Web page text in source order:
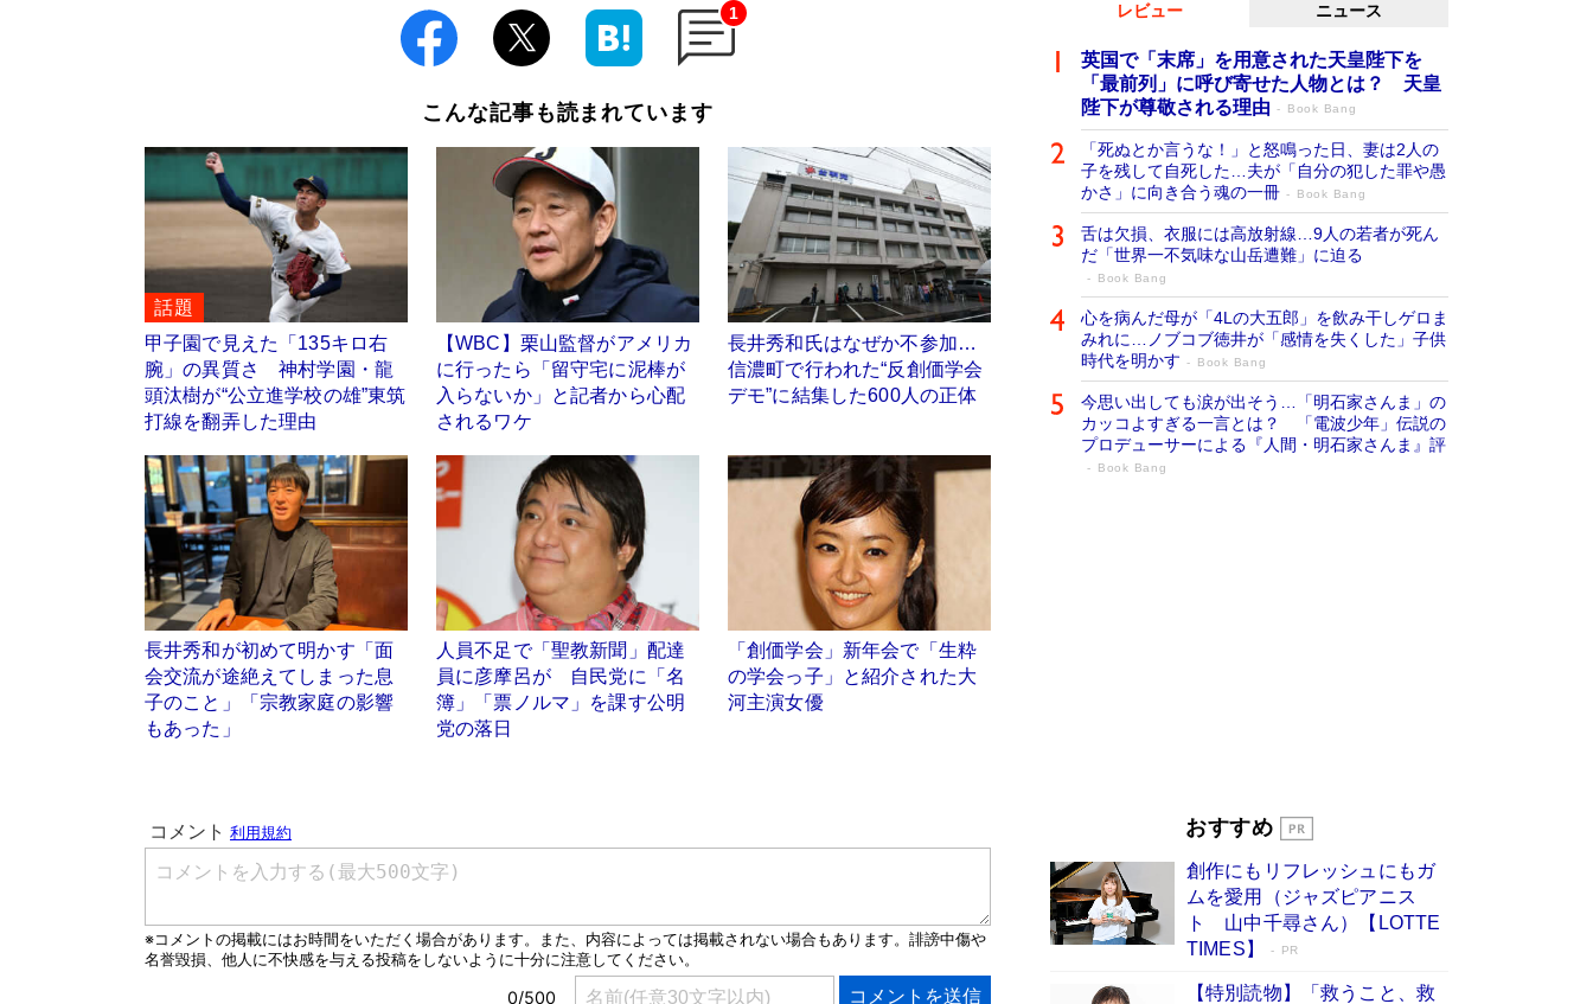
1
こんな記事も読まれています
話題
甲子園で見えた「135キロ右
腕」の異質さ 神村学園・龍
頭汰樹が“公立進学校の雄”東筑
打線を翻弄した理由
【WBC】栗山監督がアメリカ
に行ったら「留守宅に泥棒が
入らないか」と記者から心配
されるワケ
長井秀和氏はなぜか不参加…
信濃町で行われた“反創価学会
デモ”に結集した600人の正体
長井秀和が初めて明かす「面
会交流が途絶えてしまった息
子のこと」「宗教家庭の影響
もあった」
人員不足で「聖教新聞」配達
員に彦摩呂が 自民党に「名
簿」「票ノルマ」を課す公明
党の落日
「創価学会」新年会で「生粋
の学会っ子」と紹介された大
河主演女優
レビュー ニュース
英国で「末席」を用意された天皇陛下を
「最前列」に呼び寄せた人物とは？ 天皇
陛下が尊敬される理由
Book Bang
「死ぬとか言うな！」と怒鳴った日、妻は2人の
子を残して自死した…夫が「自分の犯した罪や愚
かさ」に向き合う魂の一冊
Book Bang
舌は欠損、衣服には高放射線…9人の若者が死ん
だ「世界一不気味な山岳遭難」に迫る
Book Bang
心を病んだ母が「4Lの大五郎」を飲み干しゲロま
みれに…ノブコブ徳井が「感情を失くした」子供
時代を明かす
Book Bang
今思い出しても涙が出そう…「明石家さんま」の
カッコよすぎる一言とは？ 「電波少年」伝説の
プロデューサーによる『人間・明石家さんま』評
Book Bang
開発への関心を押し上げた18年の物語に幕 特装
Book Bang
「不意に涙が出そうに…」高嶋政伸が明かし
た“13歳の娘を暴行する役”への葛藤 インティマ
シーコーディネーターに支えられたNHK『大奥』
おすすめ
創作にもリフレッシュにもガ
ムを愛用（ジャズピアニス
ト 山中千尋さん）【LOTTE
TIMES】
PR
【特別読物】「救うこと、救